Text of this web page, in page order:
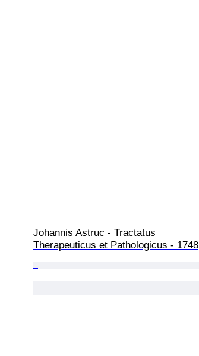
Johannis Astruc - Tractatus
Therapeuticus et Pathologicus - 1748